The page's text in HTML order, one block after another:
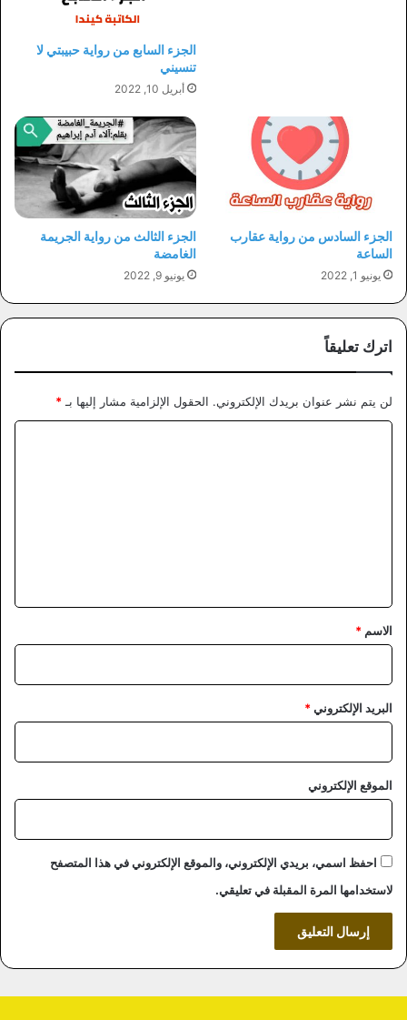
الجزء السابع من رواية حبيبتي لا
تنسيني
أبريل 10, 2022
الجزء السادس من رواية عقارب
الساعة
يونيو 1, 2022
الجزء الثالث من رواية الجريمة
الغامضة
يونيو 9, 2022
اترك تعليقاً
لن يتم نشر عنوان بريدك الإلكتروني. الحقول الإلزامية مشار إليها بـ*
*
الاسم *
البريد الإلكتروني*
الموقع الإلكتروني
احفظ اسمي، بريدي الإلكتروني، والموقع الإلكتروني في هذا المتصفح
لاستخدامها المرة المقبلة في تعليقي.